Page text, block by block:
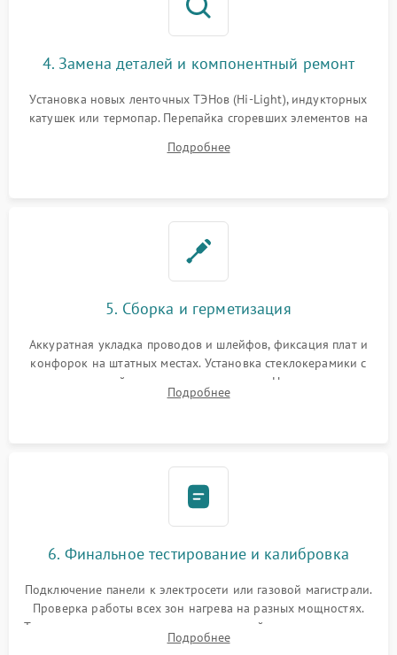
4. Замена деталей и компонентный ремонт
Установка новых ленточных ТЭНов (Hi-Light), индукторных
катушек или термопар. Перепайка сгоревших элементов на
дорожек. Очистка контактов и замена поврежденной
Подробнее
5. Сборка и герметизация
Аккуратная укладка проводов и шлейфов, фиксация плат и
конфорок на штатных местах. Установка стеклокерамики с
проверкой равномерности зазоров. Нанесение
термостойкого герметика или укладка уплотнительной
Подробнее
6. Финальное тестирование и калибровка
Подключение панели к электросети или газовой магистрали.
Проверка работы всех зон нагрева на разных мощностях.
Тестирование сенсорного управления, таймера, индикаторов
остаточного тепла и систем защиты от перегрева.
Подробнее